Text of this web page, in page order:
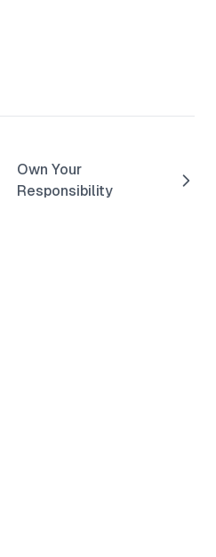
Own Your
Responsibility